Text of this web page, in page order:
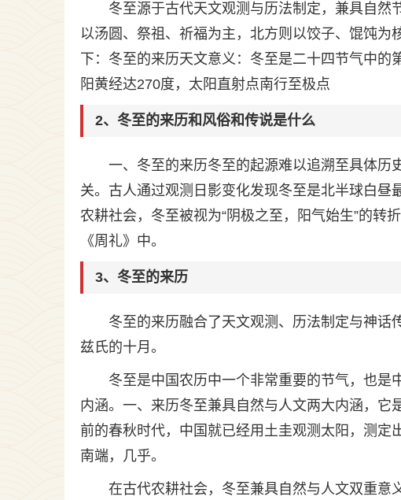
冬至源于古代天文观测与历法制定，兼具自
以汤圆、祭祖、祈福为主，北方则以饺子、馄饨
下：冬至的来历天文意义：冬至是二十四节气中
阳黄经达270度，太阳直射点南行至极点
2、冬至的来历和风俗和传说是什么
一、冬至的来历冬至的起源难以追溯至具体历
关。古人通过观测日影变化发现冬至是北半球白
农耕社会，冬至被视为“阴极之至，阳气始生”的转
《周礼》中。
3、冬至的来历
冬至的来历融合了天文观测、历法制定与神
兹氏的十月。
冬至是中国农历中一个非常重要的节气，也
内涵。一、来历冬至兼具自然与人文两大内涵，
前的春秋时代，中国就已经用土圭观测太阳，测
南端，几乎。
在古代农耕社会，冬至兼具自然与人文双重意